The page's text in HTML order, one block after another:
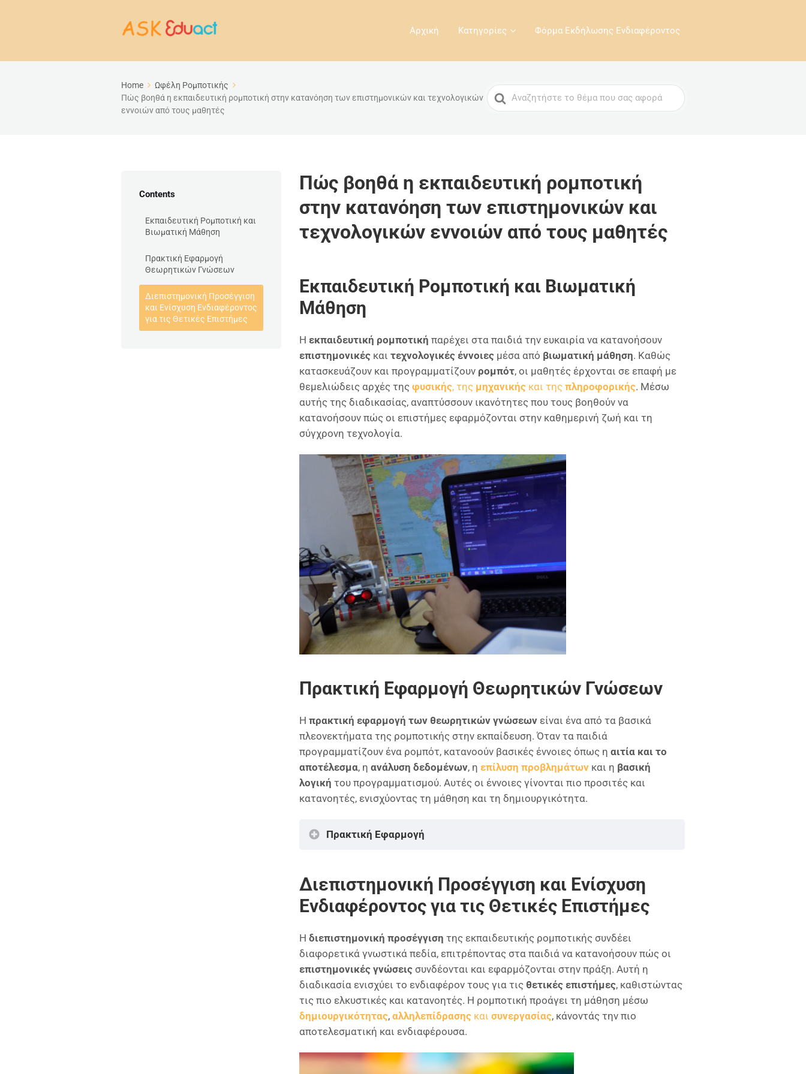
Αρχική Κατηγορίες Φόρμα Εκδήλωσης Ενδιαφέροντος
Home
Ωφέλη Ρομποτικής
Πώς βοηθά η εκπαιδευτική ρομποτική στην κατανόηση των επιστημονικών και τεχνολογικών
εννοιών από τους μαθητές
Search
For
Contents
Εκπαιδευτική Ρομποτική και
Βιωματική Μάθηση
Πρακτική Εφαρμογή
Θεωρητικών Γνώσεων
Διεπιστημονική Προσέγγιση
και Ενίσχυση Ενδιαφέροντος
για τις Θετικές Επιστήμες
Πώς βοηθά η εκπαιδευτική ρομποτική
στην κατανόηση των επιστημονικών και
τεχνολογικών εννοιών από τους μαθητές
Εκπαιδευτική Ρομποτική και Βιωματική
Μάθηση
Η εκπαιδευτική ρομποτική παρέχει στα παιδιά την ευκαιρία να κατανοήσουν
επιστημονικές και τεχνολογικές έννοιες μέσα από βιωματική μάθηση. Καθώς
κατασκευάζουν και προγραμματίζουν ρομπότ, οι μαθητές έρχονται σε επαφή με
θεμελιώδεις αρχές της φυσικής, της μηχανικής και της πληροφορικής. Μέσω
αυτής της διαδικασίας, αναπτύσσουν ικανότητες που τους βοηθούν να
κατανοήσουν πώς οι επιστήμες εφαρμόζονται στην καθημερινή ζωή και τη
σύγχρονη τεχνολογία.
Πρακτική Εφαρμογή Θεωρητικών Γνώσεων
Η πρακτική εφαρμογή των θεωρητικών γνώσεων είναι ένα από τα βασικά
πλεονεκτήματα της ρομποτικής στην εκπαίδευση. Όταν τα παιδιά
προγραμματίζουν ένα ρομπότ, κατανοούν βασικές έννοιες όπως η αιτία και το
αποτέλεσμα, η ανάλυση δεδομένων, η επίλυση προβλημάτων και η βασική
λογική του προγραμματισμού. Αυτές οι έννοιες γίνονται πιο προσιτές και
κατανοητές, ενισχύοντας τη μάθηση και τη δημιουργικότητα.
Πρακτική Εφαρμογή
Διεπιστημονική Προσέγγιση και Ενίσχυση
Ενδιαφέροντος για τις Θετικές Επιστήμες
Η διεπιστημονική προσέγγιση της εκπαιδευτικής ρομποτικής συνδέει
διαφορετικά γνωστικά πεδία, επιτρέποντας στα παιδιά να κατανοήσουν πώς οι
επιστημονικές γνώσεις συνδέονται και εφαρμόζονται στην πράξη. Αυτή η
διαδικασία ενισχύει το ενδιαφέρον τους για τις θετικές επιστήμες, καθιστώντας
τις πιο ελκυστικές και κατανοητές. Η ρομποτική προάγει τη μάθηση μέσω
δημιουργικότητας, αλληλεπίδρασης και συνεργασίας, κάνοντάς την πιο
αποτελεσματική και ενδιαφέρουσα.